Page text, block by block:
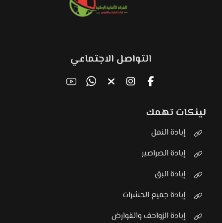
التواصل الاجتماعي
لينكات تهمك
إبادة النمل
إبادة الصراصير
إبادة البق
إبادة جميع الحشرات
إبادة الزواحف والقوارض